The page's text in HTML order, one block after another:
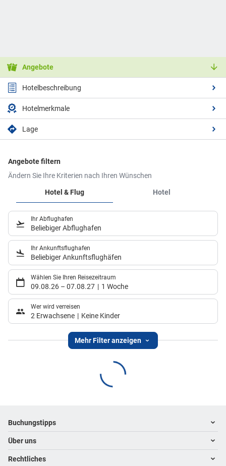
Angebote
Hotelbeschreibung
Hotelmerkmale
Lage
Angebote filtern
Ändern Sie Ihre Kriterien nach Ihren Wünschen
Hotel & Flug
Hotel
Ihr Abflughafen
Beliebiger Abflughafen
Ihr Ankunftsflughafen
Beliebiger Ankunftsflughäfen
Wählen Sie Ihren Reisezeitraum
09.08.26 – 07.08.27 1 Woche
Wer wird verreisen
2 Erwachsene Keine Kinder
Mehr Filter anzeigen
Footer navigation
Buchungstipps
Warum im Reisebüro buchen
Hoteltipps
Über uns
Kontakt
Rechtliches